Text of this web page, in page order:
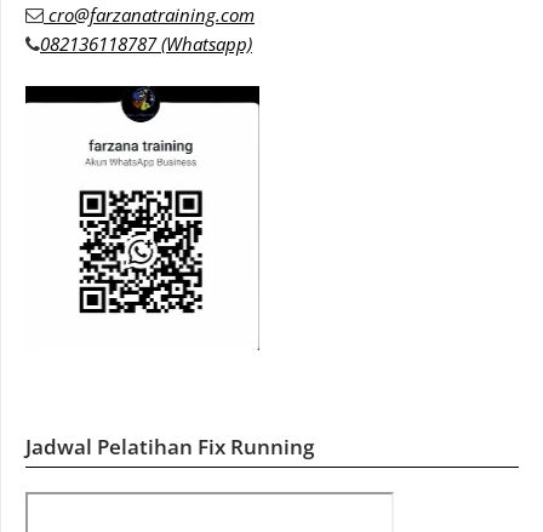
cro@farzanatraining.com
082136118787 (Whatsapp)
Jadwal Pelatihan Fix Running